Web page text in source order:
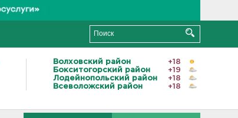
Волховский район
+18
Бокситогорский район
+19
Лодейнопольский район
+18
Всеволожский район
+18